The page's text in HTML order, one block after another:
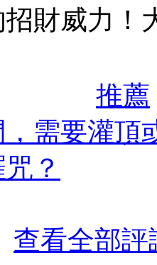
財威力！
推薦
需要灌頂
？
查看全部評